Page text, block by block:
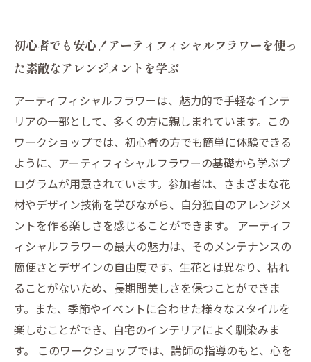
初心者でも安心！アーティフィシャルフラワーを使っ
た素敵なアレンジメントを学ぶ
アーティフィシャルフラワーは、魅力的で手軽なインテ
リアの一部として、多くの方に親しまれています。この
ワークショップでは、初心者の方でも簡単に体験できる
ように、アーティフィシャルフラワーの基礎から学ぶプ
ログラムが用意されています。参加者は、さまざまな花
材やデザイン技術を学びながら、自分独自のアレンジメ
ントを作る楽しさを感じることができます。 アーティフ
ィシャルフラワーの最大の魅力は、そのメンテナンスの
簡便さとデザインの自由度です。生花とは異なり、枯れ
ることがないため、長期間美しさを保つことができま
す。また、季節やイベントに合わせた様々なスタイルを
楽しむことができ、自宅のインテリアによく馴染みま
す。 このワークショップでは、講師の指導のもと、心を